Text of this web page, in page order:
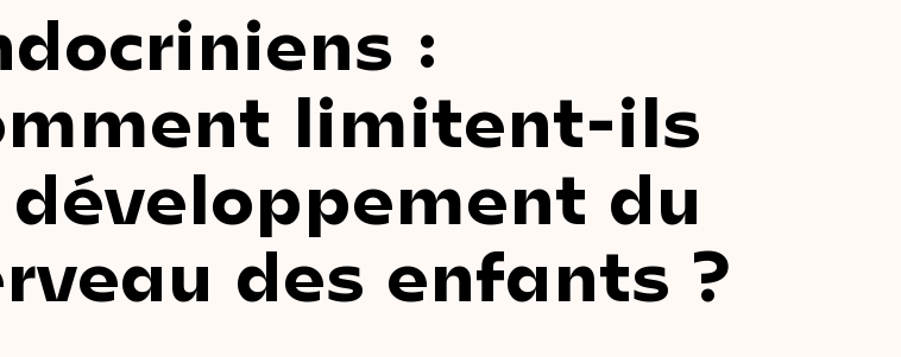
:
limitent-ils
développement du
des enfants ?